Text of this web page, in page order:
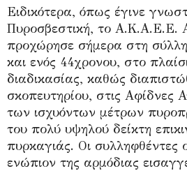
Ειδικότερα, όπως έγινε
Πυροσβεστική, το Α.Κ.Α.Ε.Ε.
προχώρησε σήμερα στη
και ενός 44χρονου, στο
διαδικασίας, καθώς
σκοπευτηρίου, στις Αφίδνες
των ισχυόντων μέτρων
του πολύ υψηλού δείκτη
πυρκαγιάς. Οι συλληφθέντες
ενώπιον της αρμόδιας